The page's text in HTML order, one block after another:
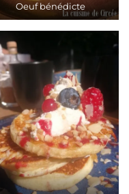
Oeuf bénédicte